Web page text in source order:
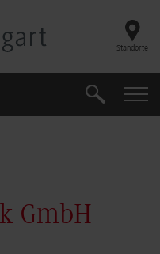
Standorte
Suche
GmbH